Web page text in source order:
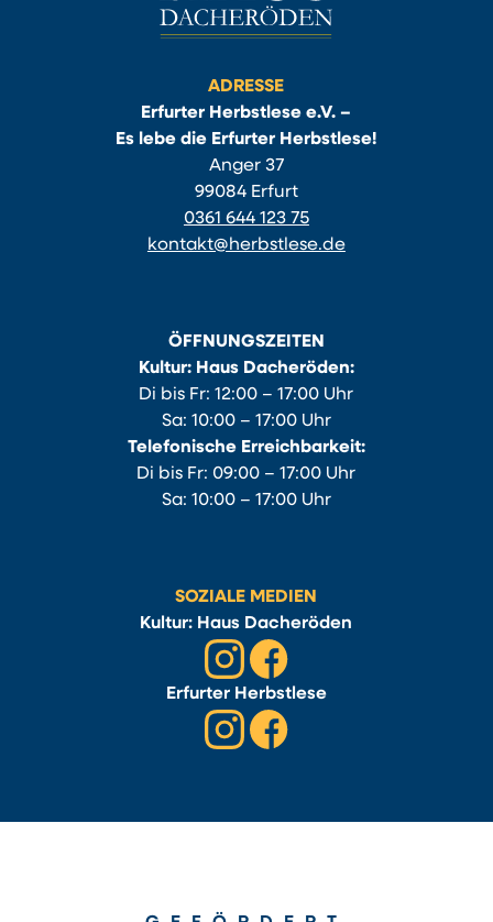
ADRESSE
Erfurter Herbstlese e.V. –
Es lebe die Erfurter Herbstlese!
Anger 37
99084 Erfurt
0361 644 123 75
kontakt@herbstlese.de
ÖFFNUNGSZEITEN
Kultur: Haus Dacheröden:
Di bis Fr: 12:00 – 17:00 Uhr
Sa: 10:00 – 17:00 Uhr
Telefonische Erreichbarkeit:
Di bis Fr: 09:00 – 17:00 Uhr
Sa: 10:00 – 17:00 Uhr
SOZIALE MEDIEN
Kultur: Haus Dacheröden
Erfurter Herbstlese